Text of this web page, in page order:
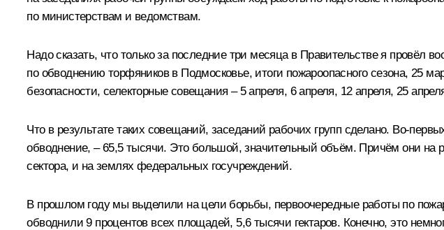
по министерствам и ведомствам.
Надо сказать, что только за последние три месяца в Правительстве я
по обводнению торфяников в Подмосковье, итоги пожароопасного сезона, 25
безопасности, селекторные совещания – 5 апреля, 6 апреля, 12 апреля, 25
Что в результате таких совещаний, заседаний рабочих групп сделано.
обводнение, – 65,5 тысячи. Это большой, значительный объём. Причём они на
сектора, и на землях федеральных госучреждений.
В прошлом году мы выделили на цели борьбы, первоочередные работы по
обводнили 9 процентов всех площадей, 5,6 тысячи гектаров. Конечно, это